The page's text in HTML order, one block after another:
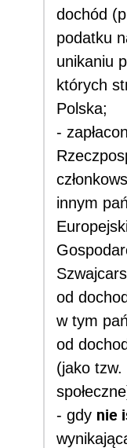
dochód
podatku
unikaniu
których
Polska;
-
innym
od
w tym
od
(jako tzw.
- gdy nie